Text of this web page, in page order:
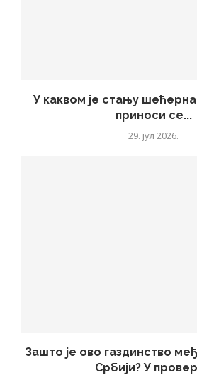
У каквом је стању
приноси се...
29. јул 2026.
Зашто је ово газдинство
Србији? У